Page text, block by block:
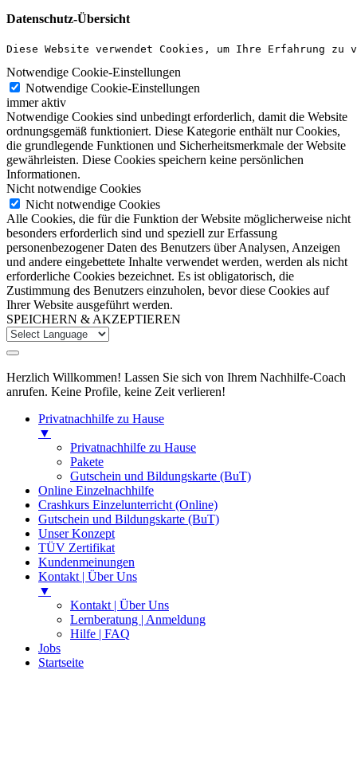
Datenschutz-Übersicht
Diese Website verwendet Cookies, um Ihre Erfahrung
Notwendige Cookie-Einstellungen
Notwendige Cookie-Einstellungen
immer aktiv
Notwendige Cookies sind unbedingt erforderlich, damit die Website
ordnungsgemäß funktioniert. Diese Kategorie enthält nur Cookies,
die grundlegende Funktionen und Sicherheitsmerkmale der Website
gewährleisten. Diese Cookies speichern keine persönlichen
Informationen.
Nicht notwendige Cookies
Nicht notwendige Cookies
Alle Cookies, die für die Funktion der Website möglicherweise nicht
besonders erforderlich sind und speziell zur Erfassung
personenbezogener Daten des Benutzers über Analysen, Anzeigen
und andere eingebettete Inhalte verwendet werden, werden als nicht
erforderliche Cookies bezeichnet. Es ist obligatorisch, die
Zustimmung des Benutzers einzuholen, bevor diese Cookies auf
Ihrer Website ausgeführt werden.
SPEICHERN & AKZEPTIEREN
Herzlich Willkommen! Lassen Sie sich von Ihrem Nachhilfe-Coach
anrufen. Keine Profile, keine Zeit verlieren!
Privatnachhilfe zu Hause
▼
Privatnachhilfe zu Hause
Pakete
Gutschein und Bildungskarte (BuT)
Online Einzelnachhilfe
Crashkurs Einzelunterricht (Online)
Gutschein und Bildungskarte (BuT)
Unser Konzept
TÜV Zertifikat
Kundenmeinungen
Kontakt | Über Uns
▼
Kontakt | Über Uns
Lernberatung | Anmeldung
Hilfe | FAQ
Jobs
Startseite